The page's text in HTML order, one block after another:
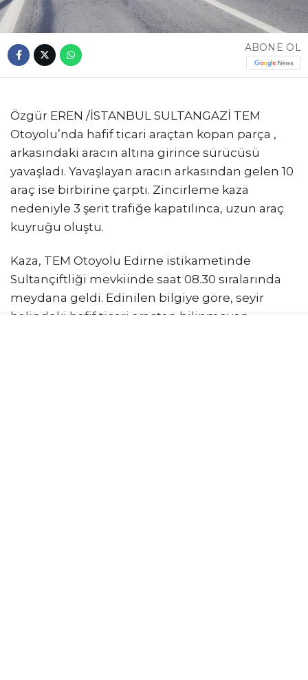
ABONE OL
Özgür EREN /İSTANBUL SULTANGAZİ TEM
Otoyolu’nda hafif ticari araçtan kopan parça ,
arkasındaki aracın altına girince sürücüsü
yavaşladı. Yavaşlayan aracın arkasından gelen 10
araç ise birbirine çarptı. Zincirleme kaza
nedeniyle 3 şerit trafiğe kapatılınca, uzun araç
kuyruğu oluştu.
Kaza, TEM Otoyolu Edirne istikametinde
Sultançiftliği mevkiinde saat 08.30 sıralarında
meydana geldi. Edinilen bilgiye göre, seyir
halindeki hafif ticari araçtan bilinmeyen